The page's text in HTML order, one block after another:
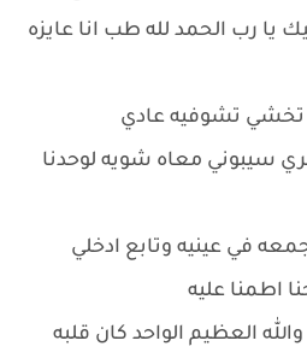
يا رب الحمد لله طب انا عايزه
تخشي تشوفيه عادي
سيبوني معاه شويه لوحدنا
في عينيه وتابع ادخلي
اطمنا عليه
العظيم الواحد كان قلبه